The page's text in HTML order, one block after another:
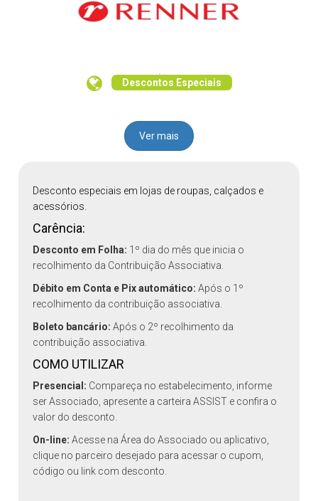
Descontos Especiais
Ver mais
Desconto especiais em lojas de roupas, calçados e
acessórios.
Carência:
Desconto em Folha: 1º dia do mês que inicia o
recolhimento da Contribuição Associativa.
Débito em Conta e Pix automático: Após o 1º
recolhimento da contribuição associativa.
Boleto bancário: Após o 2º recolhimento da
contribuição associativa.
COMO UTILIZAR
Presencial: Compareça no estabelecimento, informe
ser Associado, apresente a carteira ASSIST e confira o
valor do desconto.
On-line: Acesse na Área do Associado ou aplicativo,
clique no parceiro desejado para acessar o cupom,
código ou link com desconto.